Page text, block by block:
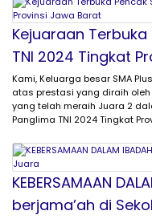
Kejuaraan
TNI 2024 Tingkat
Kami, Keluarga besar SMA
atas prestasi yang diraih
yang telah meraih Juara 2
Panglima TNI 2024 Tingkat
KEBERSAMAAN
berjama’ah di